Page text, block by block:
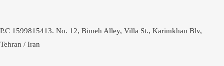
P.C 1599815413. No. 12, Bimeh Alley, Villa St., Karimkhan Blv,
Tehran / Iran